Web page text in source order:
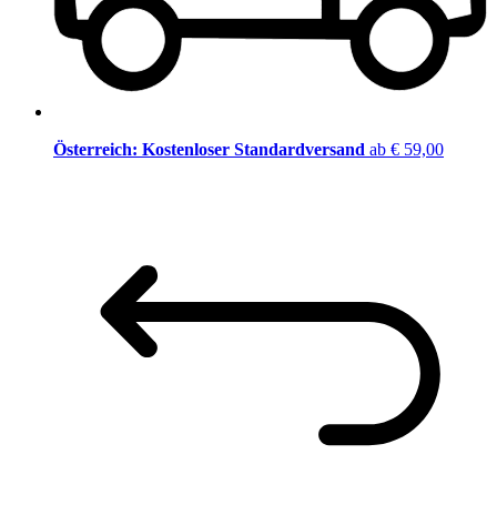
Österreich: Kostenloser Standardversand ab € 59,00